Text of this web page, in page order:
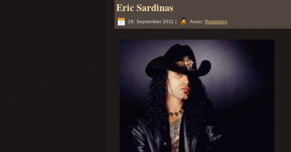
Eric Sardinas
19. September 2011 | Autor: Redaktion